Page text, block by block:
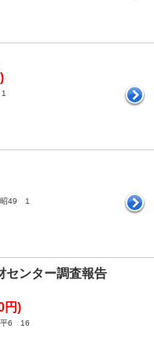
昭49 1
センター調査報告
円)
平6 16